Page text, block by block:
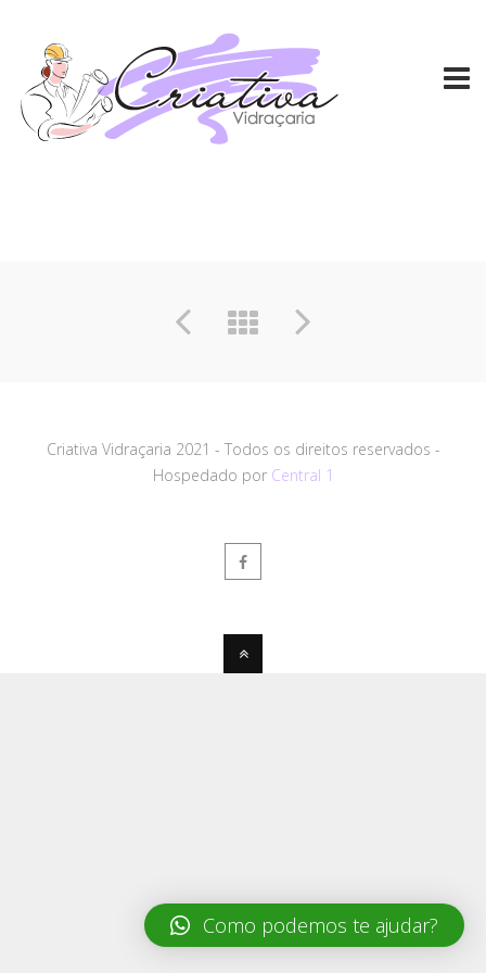
Criativa Vidraçaria 2021 - Todos os direitos reservados -
Hospedado por Central 1
Como podemos te ajudar?